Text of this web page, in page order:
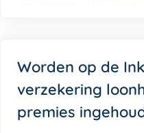
Worden op de
verzekering
premies